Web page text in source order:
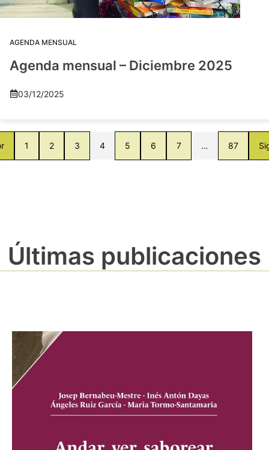
AGENDA MENSUAL
Agenda mensual – Diciembre 2025
03/12/2025
1 2 3 4 5 6 7 … 87
Últimas publicaciones